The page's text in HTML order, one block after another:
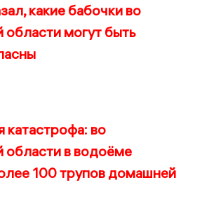
какие бабочки во
могут быть
катастрофа: во
области в водоёме
100 трупов домашней